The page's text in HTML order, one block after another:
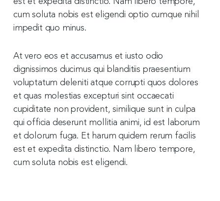
cum soluta nobis est eligendi optio cumque nihil
impedit quo minus.
At vero eos et accusamus et iusto odio
dignissimos ducimus qui blanditiis praesentium
voluptatum deleniti atque corrupti quos dolores
et quas molestias excepturi sint occaecati
cupiditate non provident, similique sunt in culpa
qui officia deserunt mollitia animi, id est laborum
et dolorum fuga. Et harum quidem rerum facilis
est et expedita distinctio. Nam libero tempore,
cum soluta nobis est eligendi.